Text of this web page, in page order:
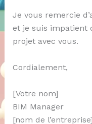
Je vous remercie
et je suis impatient
projet avec vous.
Cordialement,
[Votre nom]
BIM Manager
[nom de l’entreprise]